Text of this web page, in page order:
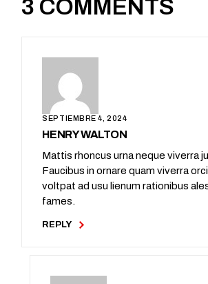
3 COMMENTS
SEPTIEMBRE 4, 2024
HENRY WALTON
Mattis rhoncus urna neque viverra
Faucibus in ornare quam viverra
voltpat ad usu lienum rationibus
fames.
REPLY